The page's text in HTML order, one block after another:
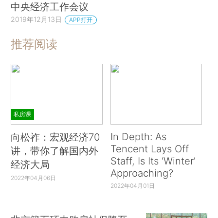
中央经济工作会议
2019年12月13日 APP打开
推荐阅读
私房课
向松祚：宏观经济70
讲，带你了解国内外
经济大局
2022年04月06日
In Depth: As
Tencent Lays Off
Staff, Is Its ‘Winter’
Approaching?
2022年04月01日